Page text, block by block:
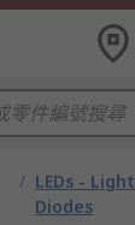
/ LEDs -
Diodes